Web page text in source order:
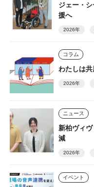
ジェー・
援へ
2026年
コラム
わたしは
2026年
ニュース
新柏ヴィ
減
2026年
イベント